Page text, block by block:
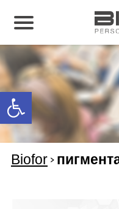
Open toolbar
Biofor >